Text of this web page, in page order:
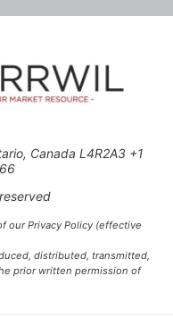
Canada L4R2A3 +1
our Privacy Policy (effective
distributed, transmitted,
prior written permission of